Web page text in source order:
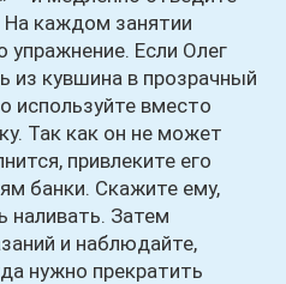
На каждом занятии
упражнение. Если Олег
из кувшина в прозрачный
используйте вместо
Так как он не может
привлеките его
банки. Скажите ему,
наливать. Затем
и наблюдайте,
нужно прекратить